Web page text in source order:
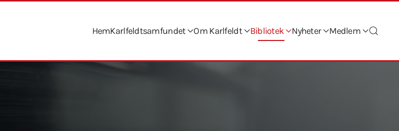
HemKarlfeldtsamfundet Om Karlfeldt Bibliotek Nyheter Medlem